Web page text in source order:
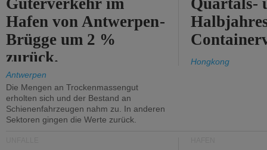
Güterverkehr im
Hafen von Antwerpen-
Brügge um 2 %
zurück.
Antwerpen
Die Mengen an Trockenmassengut
erholten sich und der Bestand an
Schienenfahrzeugen nahm zu. In anderen
Sektoren gingen die Werte zurück.
Quartals-
Hongkong